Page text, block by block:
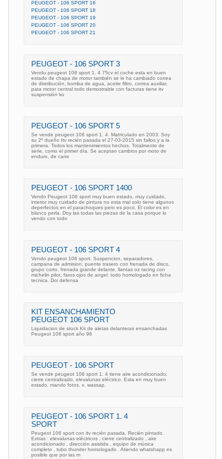
PEUGEOT - 106 SPORT 16
PEUGEOT - 106 SPORT 18
PEUGEOT - 106 SPORT 19
PEUGEOT - 106 SPORT 20
PEUGEOT - 106 SPORT 21
PEUGEOT - 106 SPORT 3
Vendo peugeot 106 sport 1. 4 75cv el coche esta en buen
estado de chapa de motor también se le ha cambiado correa
de distribución, bomba de agua, aceite filtro, correa auxiliar,
pata motor central todo demostrable con facturas tiene itv
suspensión ko
PEUGEOT - 106 SPORT 5
Se vende peugeot 106 sport 1. 4. Matriculado en 2003. Soy
su 2º dueño Itv recién pasada el 27-03-2015 sin fallos y a la
primera. Todos los mantenimientos hechos. Totalmente de
serie, como el primer día. Se aceptan cambios por moto de
enduro, de carre
PEUGEOT - 106 SPORT 1400
Vendo Peugeot 106 sport muy buen estado, muy cuidado,
interior muy cuidado de pintura no esta mal solo tiene algunos
deperfectos en el parachoques pero es poco. El color es en
blanco perla. Doy las todas las piezas de la casa porque lo
vendo con todo
PEUGEOT - 106 SPORT 4
Vendo peugeot 106 sport. Suspencion, separadores,
campana de admision, puente trasero con frenada de disco,
grupo corto, frenada grande delante, llantas oz racing con
michelin pilot, faros ojos de angel. todo homologado en ficha
tecnica. Doi defensa
KIT ENSANCHAMIENTO
PEUGEOT 106 SPORT
Liquidacion de stock Kit de aletas delanteras ensanchadas
Peugeot 106 sport año 96
PEUGEOT - 106 SPORT
Se vende peugeot 106 sport 1. 4 tiene aire acondicionado,
cierre centralizado, elevalunas eléctrico. Esta en muy buen
estado. mando fotos. x. wassap.
PEUGEOT - 106 SPORT 1. 4
SPORT
Peugeot 106 sport con itv recién pasada. Recién pintado.
Extras : elevalunas eléctricos , cierre centralizado , aire
acondicionado , dirección asistida , equipo de música
completo , tubo thunder homologado . Atiendo whatshapp es
posible que por las m